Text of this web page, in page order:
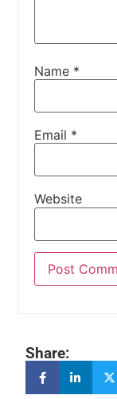
Name *
Email *
Website
Share: